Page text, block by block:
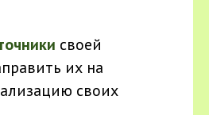
своей
их на
своих